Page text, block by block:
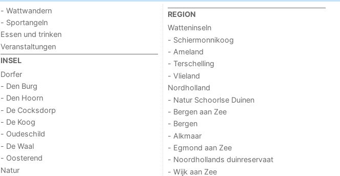
- Wattwandern
- Sportangeln
Essen und trinken
Veranstaltungen
INSEL
Dorfer
- Den Burg
- Den Hoorn
- De Cocksdorp
- De Koog
- Oudeschild
- De Waal
- Oosterend
Natur
REGION
Watteninseln
- Schiermonnikoog
- Ameland
- Terschelling
- Vlieland
Nordholland
- Natur Schoorlse Duinen
- Bergen aan Zee
- Bergen
- Alkmaar
- Egmond aan Zee
- Noordhollands duinreservaat
- Wijk aan Zee